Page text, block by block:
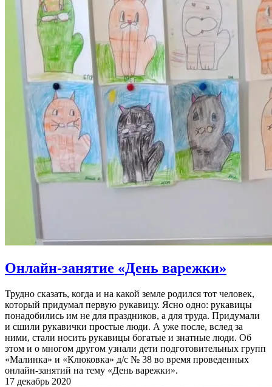
Онлайн-занятие «День варежки»
Трудно сказать, когда и на какой земле родился тот человек,
который придумал первую рукавицу. Ясно одно: рукавицы
понадобились им не для праздников, а для труда. Придумали
и сшили рукавички простые люди. А уже после, вслед за
ними, стали носить рукавицы богатые и знатные люди. Об
этом и о многом другом узнали дети подготовительных групп
«Малинка» и «Клюковка» д/с № 38 во время проведенных
онлайн-занятий на тему «День варежки».
17 декабрь 2020